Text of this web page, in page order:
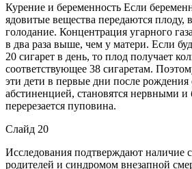
Курение и беременность Если
ядовитые вещества передаются плоду,
голодание. Концентрация угарного
в два раза выше, чем у матери. Если
20 сигарет в день, то плод получает
соответствующее 38 сигаретам.
эти дети в первые дни после
абстиненцией, становятся нервными и
перерезается пуповина.
Слайд 20
Исследования подтверждают наличие
родителей и синдромом внезапной